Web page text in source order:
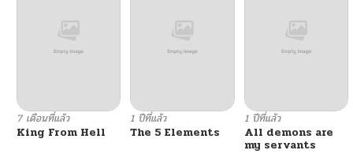
7 เดือนที่แล้ว
King From Hell
1 ปีที่แล้ว
The 5 Elements
1 ปีที่แล้ว
All demons are
my servants